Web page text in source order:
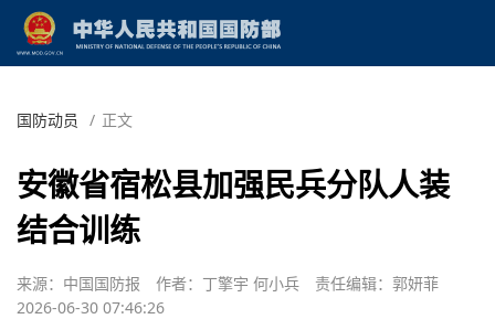
国防动员 / 正文
安徽省宿松县加强民兵分队人装
结合训练
来源：中国国防报 作者：丁擎宇 何小兵
责任编辑：郭妍菲
2026-06-30 07:46:26